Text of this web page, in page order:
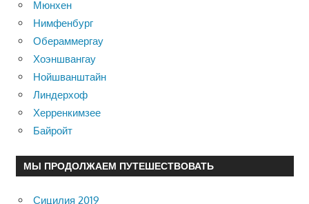
Мюнхен
Нимфенбург
Обераммергау
Хоэншвангау
Нойшванштайн
Линдерхоф
Херренкимзее
Байройт
МЫ ПРОДОЛЖАЕМ ПУТЕШЕСТВОВАТЬ
Сицилия 2019